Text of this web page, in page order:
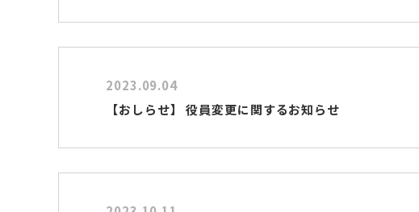
2023.09.04
【おしらせ】 役員変更に関するお知らせ